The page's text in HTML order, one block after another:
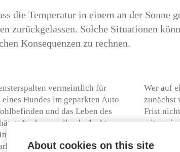
die Temperatur in einem an der
zurückgelassen. Solche Situationen
Konsequenzen zu rechnen.
vermeintlich für
Hundes im geparkten Auto
und das Leben des
Auch an wolkenbedeckten,
eines Fahrzeugs erheblich
zur Hitzefalle werden.
Wer auf
zunächst
Frist
mit
den
die
About cookies on this site